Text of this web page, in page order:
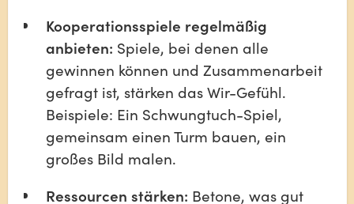
Kooperationsspiele regelmäßig
anbieten: Spiele, bei denen alle
gewinnen können und Zusammenarbeit
gefragt ist, stärken das Wir-Gefühl.
Beispiele: Ein Schwungtuch-Spiel,
gemeinsam einen Turm bauen, ein
großes Bild malen.
Ressourcen stärken: Betone, was gut